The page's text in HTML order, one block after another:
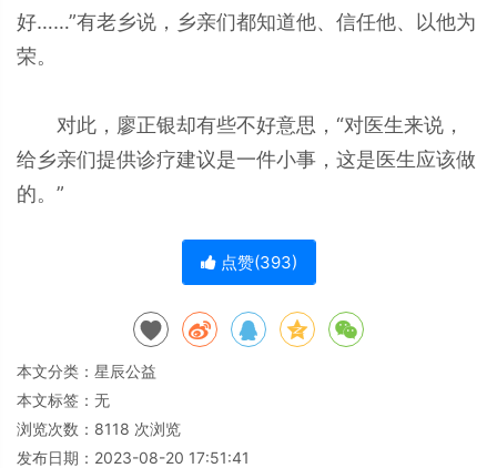
好……”有老乡说，乡亲们都知道他、信任他、以他为
荣。
对此，廖正银却有些不好意思，“对医生来说，
给乡亲们提供诊疗建议是一件小事，这是医生应该做
的。”
点赞(393)
本文分类： 星辰公益
本文标签：无
浏览次数： 8118 次浏览
发布日期：2023-08-20 17:51:41